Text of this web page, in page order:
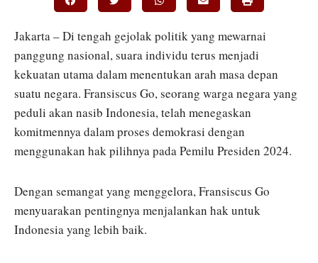
Jakarta – Di tengah gejolak politik yang mewarnai
panggung nasional, suara individu terus menjadi
kekuatan utama dalam menentukan arah masa depan
suatu negara. Fransiscus Go, seorang warga negara yang
peduli akan nasib Indonesia, telah menegaskan
komitmennya dalam proses demokrasi dengan
menggunakan hak pilihnya pada Pemilu Presiden 2024.
Dengan semangat yang menggelora, Fransiscus Go
menyuarakan pentingnya menjalankan hak untuk
Indonesia yang lebih baik.